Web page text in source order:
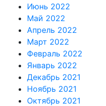
Июнь 2022
Май 2022
Апрель 2022
Март 2022
Февраль 2022
Январь 2022
Декабрь 2021
Ноябрь 2021
Октябрь 2021